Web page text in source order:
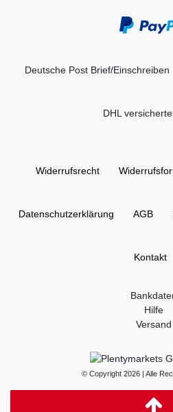
Deutsche Post Brief/Einschreiben
DHL
Widerrufs­recht
Daten­schutz­erklärung AGB
Kontakt
Hilfe
Versand
© Copyright 2026 | Alle